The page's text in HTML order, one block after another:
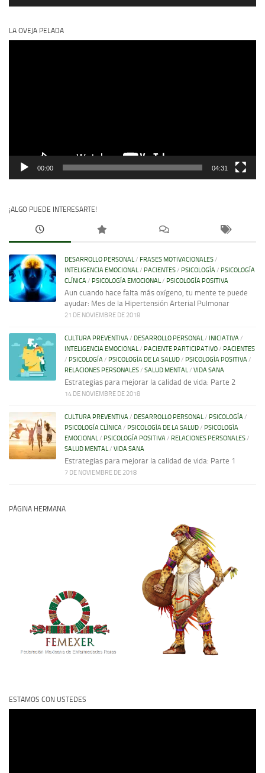
LA OVEJA PELADA
00:00 04:31
¡ALGO PUEDE INTERESARTE!
DESARROLLO PERSONAL/ FRASES MOTIVACIONALES/
INTELIGENCIA EMOCIONAL/ PACIENTES/ PSICOLOGÍA/ PSICOLOGÍA
CLÍNICA/ PSICOLOGÍA EMOCIONAL/ PSICOLOGÍA POSITIVA
Aun cuando hace falta más oxígeno, tu mente te puede
ayudar: Mes de la Hipertensión Arterial Pulmonar
21 DE NOVIEMBRE DE 2018
CULTURA PREVENTIVA/ DESARROLLO PERSONAL/ INICIATIVA/
INTELIGENCIA EMOCIONAL/ PACIENTE PARTICIPATIVO/ PACIENTES
/ PSICOLOGÍA/ PSICOLOGÍA DE LA SALUD/ PSICOLOGÍA POSITIVA/
RELACIONES PERSONALES/ SALUD MENTAL/ VIDA SANA
Estrategias para mejorar la calidad de vida: Parte 2
14 DE NOVIEMBRE DE 2018
CULTURA PREVENTIVA/ DESARROLLO PERSONAL/ PSICOLOGÍA/
PSICOLOGÍA CLÍNICA/ PSICOLOGÍA DE LA SALUD/ PSICOLOGÍA
EMOCIONAL/ PSICOLOGÍA POSITIVA/ RELACIONES PERSONALES/
SALUD MENTAL/ VIDA SANA
Estrategias para mejorar la calidad de vida: Parte 1
7 DE NOVIEMBRE DE 2018
PÁGINA HERMANA
ESTAMOS CON USTEDES